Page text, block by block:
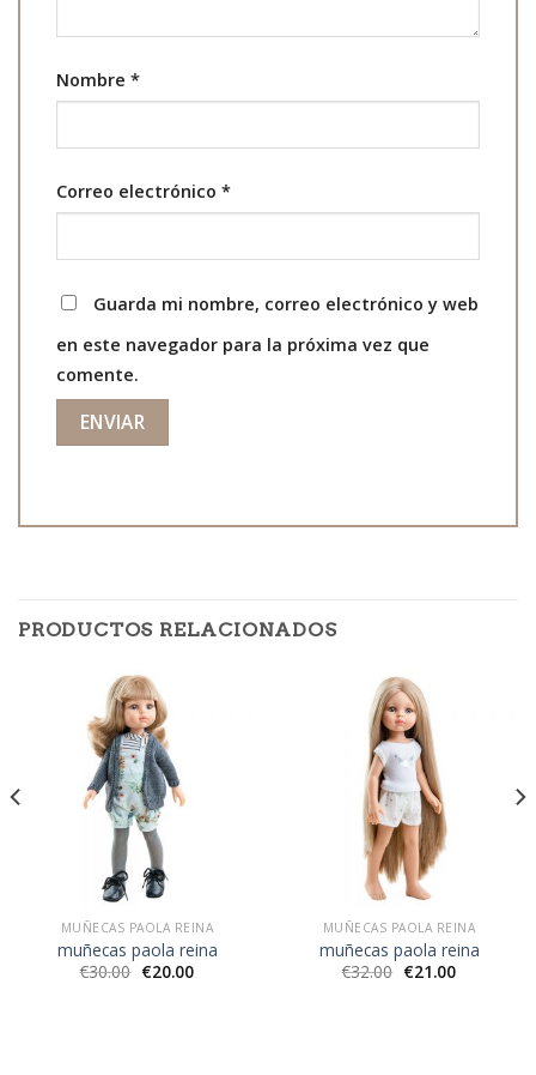
Nombre *
Correo electrónico *
Guarda mi nombre, correo electrónico y web
en este navegador para la próxima vez que
comente.
PRODUCTOS RELACIONADOS
MUÑECAS PAOLA REINA
muñecas paola reina
€30.00 €20.00
MUÑECAS PAOLA REINA
muñecas paola reina
€32.00 €21.00